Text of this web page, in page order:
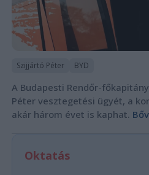
Szijjártó Péter BYD
A Budapesti Rendőr-
Péter vesztegetési ügyét, a
akár három évet is kaphat.
Oktatás